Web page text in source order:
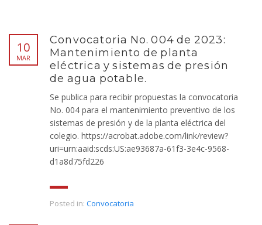
10
MAR
Convocatoria No. 004 de 2023:
Mantenimiento de planta
eléctrica y sistemas de presión
de agua potable.
Se publica para recibir propuestas la convocatoria
No. 004 para el mantenimiento preventivo de los
sistemas de presión y de la planta eléctrica del
colegio. https://acrobat.adobe.com/link/review?
uri=urn:aaid:scds:US:ae93687a-61f3-3e4c-9568-
d1a8d75fd226
Posted in: Convocatoria